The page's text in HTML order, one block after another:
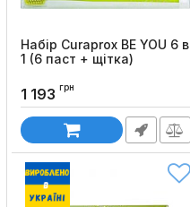
Набір Curaprox BE YOU 6 в
1 (6 паст + щітка)
1 193 грн